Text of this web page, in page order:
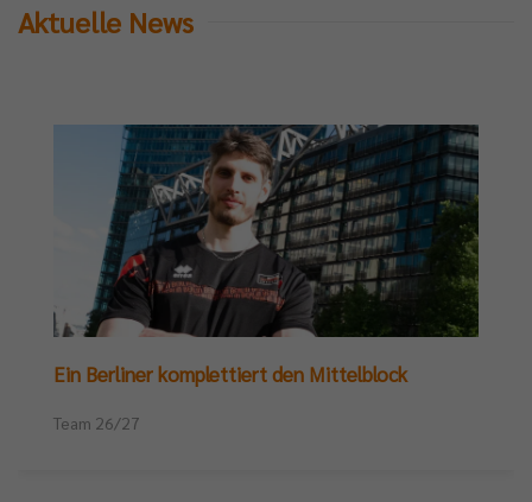
Aktuelle News
Ein Berliner komplettiert den Mittelblock
Team 26/27